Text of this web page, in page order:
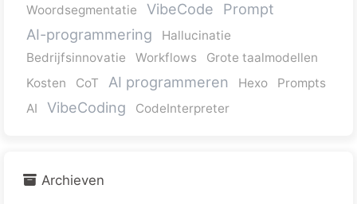
Woordsegmentatie VibeCode
Prompt
AI-programmering
Hallucinatie
Bedrijfsinnovatie
Workflows
Grote taalmodellen
Kosten
CoT AI programmeren Hexo
Prompts
AI
VibeCoding CodeInterpreter
Archieven